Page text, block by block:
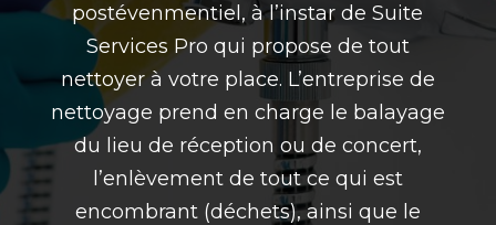
postévenmentiel, à l’instar de Suite
Services Pro qui propose de tout
nettoyer à votre place. L’entreprise de
nettoyage prend en charge le balayage
du lieu de réception ou de concert,
l’enlèvement de tout ce qui est
encombrant (déchets), ainsi que le